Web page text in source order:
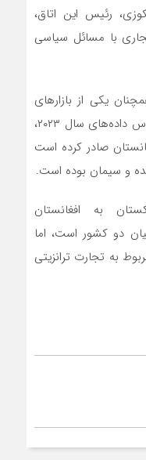
رئیس این اتاق،
با مسائل سیاسی
یکی از بازارهای
اصلی صادراتی پاکستان است. بر اساس داده‌های سال ۲۰۲۳،
به افغانستان صادر کرده است
و سیمان بوده است.
به افغانستان
دو کشور است، اما
به تجارت ترانزیتی